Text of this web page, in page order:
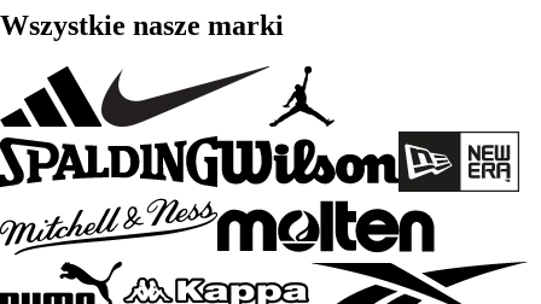
Wszystkie nasze marki